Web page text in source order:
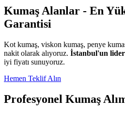
Kumaş Alanlar - En
Garantisi
Kot kumaş, viskon kumaş, penye
nakit olarak alıyoruz. İstanbul'un lider
iyi fiyatı sunuyoruz.
Hemen Teklif Alın
Profesyonel Kumaş